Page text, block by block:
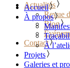
Actualités
Revue
Blog
Contact
Accueil
À propos
À
Projets
Galeries et